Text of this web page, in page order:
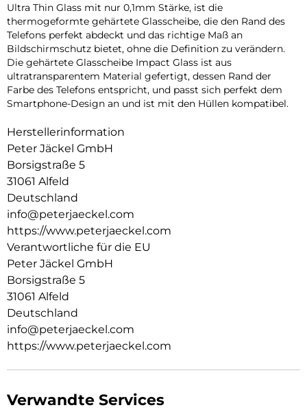
Ultra Thin Glass mit nur 0,1mm Stärke, ist die
thermogeformte gehärtete Glasscheibe, die den Rand des
Telefons perfekt abdeckt und das richtige Maß an
Bildschirmschutz bietet, ohne die Definition zu verändern.
Die gehärtete Glasscheibe Impact Glass ist aus
ultratransparentem Material gefertigt, dessen Rand der
Farbe des Telefons entspricht, und passt sich perfekt dem
Smartphone-Design an und ist mit den Hüllen kompatibel.
Herstellerinformation
Peter Jäckel GmbH
Borsigstraße 5
31061 Alfeld
Deutschland
info@peterjaeckel.com
https://www.peterjaeckel.com
Verantwortliche für die EU
Peter Jäckel GmbH
Borsigstraße 5
31061 Alfeld
Deutschland
info@peterjaeckel.com
https://www.peterjaeckel.com
Verwandte Services